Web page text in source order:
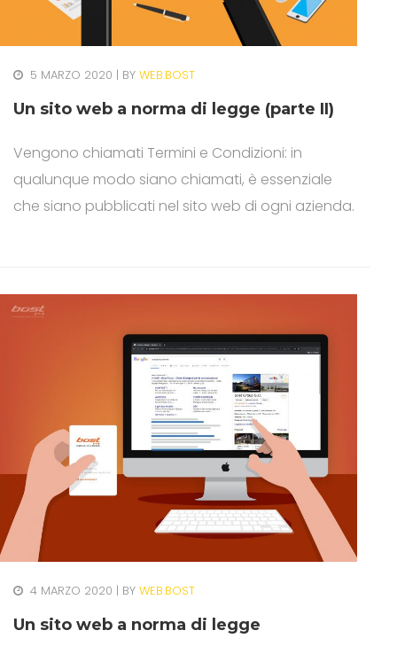
5 MARZO 2020 BY WEB.BOST
Un sito web a norma di legge (parte II)
Vengono chiamati Termini e Condizioni: in
qualunque modo siano chiamati, è essenziale
che siano pubblicati nel sito web di ogni azienda.
4 MARZO 2020 BY WEB.BOST
Un sito web a norma di legge